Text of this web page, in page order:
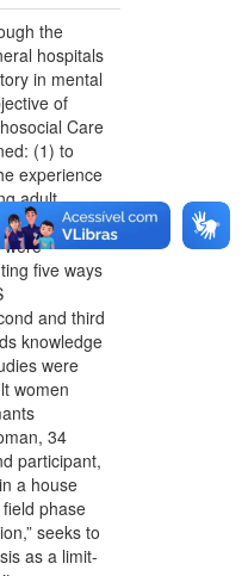
the
hospitals
in mental
of
Care
(1) to
experience
adult
were
five ways
and third
knowledge
were
women
34
participant,
a house
phase
seeks to
as a limit-